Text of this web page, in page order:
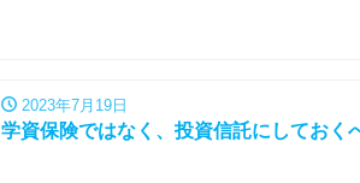
2023年7月19日
学資保険ではなく、投資信託にしておく